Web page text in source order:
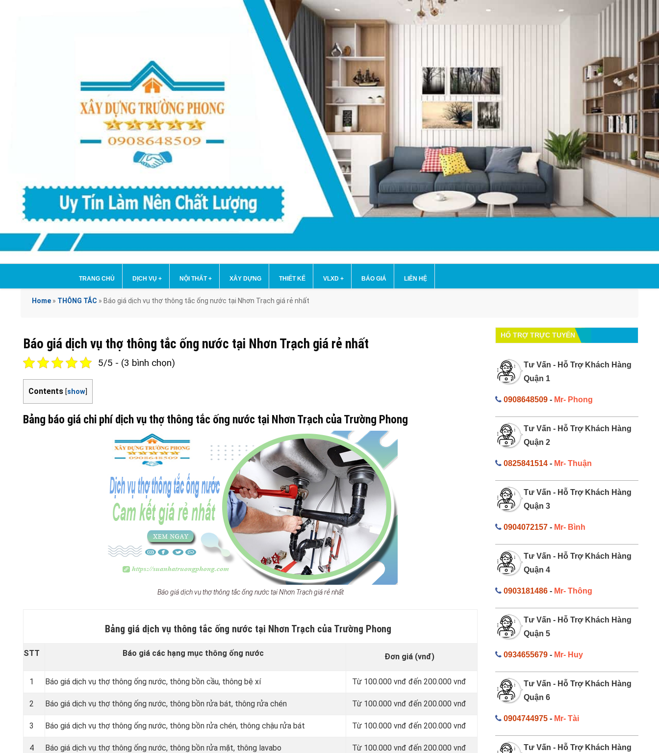
TRANG CHỦ DỊCH VỤ + NỘI THẤT+ XÂY DỰNG THIẾT KẾ VLXD + BÁO GIÁ LIÊN HỆ
Home » THÔNG TẮC » Báo giá dịch vụ thợ thông tắc ống nước tại Nhơn Trạch giá rẻ nhất
Báo giá dịch vụ thợ thông tắc ống nước tại Nhơn Trạch giá rẻ nhất
5/5 - (3 bình chọn)
Contents [show]
Bảng báo giá chi phí dịch vụ thợ thông tắc ống nước tại Nhơn Trạch của Trường Phong
Báo giá dịch vụ thợ thông tắc ống nước tại Nhơn Trạch giá rẻ nhất
Bảng giá dịch vụ thông tắc ống nước tại Nhơn Trạch của Trường Phong
STT Báo giá các hạng mục thông ống nước Đơn giá (vnđ)
1 Báo giá dịch vụ thợ thông ống nước, thông bồn cầu, thông bệ xí Từ 100.000 vnđ đến 200.000 vnđ
2 Báo giá dịch vụ thợ thông ống nước, thông bồn rửa bát, thông rửa chén Từ 100.000 vnđ đến 200.000 vnđ
3 Báo giá dịch vụ thợ thông ống nước, thông bồn rửa chén, thông chậu rửa bát Từ 100.000 vnđ đến 200.000 vnđ
4 Báo giá dịch vụ thợ thông ống nước, thông bồn rửa mặt, thông lavabo Từ 100.000 vnđ đến 200.000 vnđ
HỔ TRỢ TRỰC TUYẾN
Tư Vấn - Hỗ Trợ Khách Hàng
Quận 1
0908648509- Mr- Phong
Tư Vấn - Hỗ Trợ Khách Hàng
Quận 2
0825841514- Mr- Thuận
Tư Vấn - Hỗ Trợ Khách Hàng
Quận 3
0904072157- Mr- Bình
Tư Vấn - Hỗ Trợ Khách Hàng
Quận 4
0903181486- Mr- Thông
Tư Vấn - Hỗ Trợ Khách Hàng
Quận 5
0934655679- Mr- Huy
Tư Vấn - Hỗ Trợ Khách Hàng
Quận 6
0904744975- Mr- Tài
Tư Vấn - Hỗ Trợ Khách Hàng